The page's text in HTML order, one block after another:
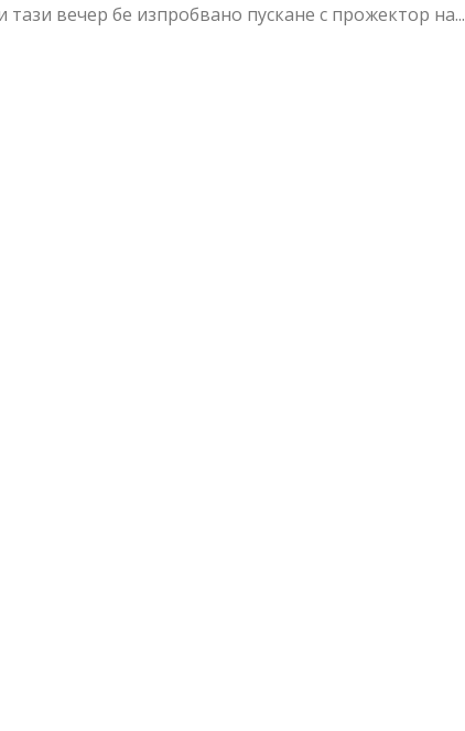
тази вечер бе изпробвано пускане с прожектор на...